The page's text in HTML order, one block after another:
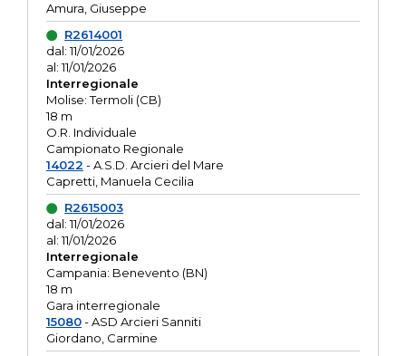
Amura, Giuseppe
R2614001
dal: 11/01/2026
al: 11/01/2026
Interregionale
Molise: Termoli (CB)
18 m
O.R. Individuale
Campionato Regionale
14022 - A.S.D. Arcieri del Mare
Capretti, Manuela Cecilia
R2615003
dal: 11/01/2026
al: 11/01/2026
Interregionale
Campania: Benevento (BN)
18 m
Gara interregionale
15080- ASD Arcieri Sanniti
Giordano, Carmine